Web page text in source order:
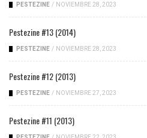
PESTEZINE / NOVIEMBRE 28, 2023
Pestezine #13 (2014)
PESTEZINE / NOVIEMBRE 28, 2023
Pestezine #12 (2013)
PESTEZINE / NOVIEMBRE 27, 2023
Pestezine #11 (2013)